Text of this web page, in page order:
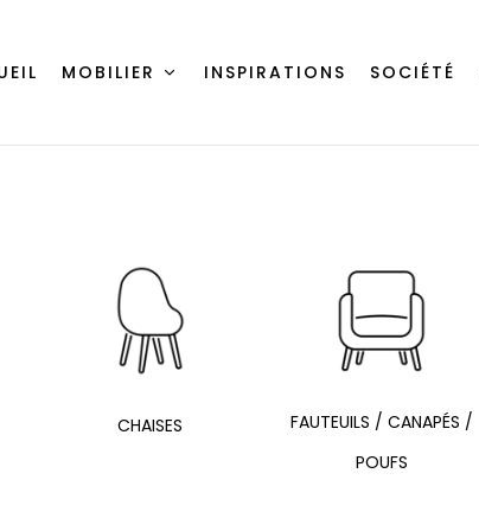
MOBILIER INSPIRATIONS SOCIÉTÉ
CHAISES
FAUTEUILS / CANAPÉS /
POUFS